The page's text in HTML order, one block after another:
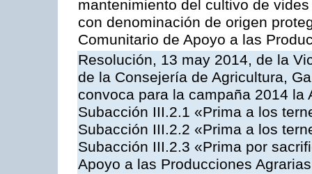
mantenimiento del cultivo de
con denominación de origen
Comunitario de Apoyo a las
Resolución, 13 may 2014, de la
de la Consejería de Agricultura,
convoca para la campaña 2014
Subacción III.2.1 «Prima a los
Subacción III.2.2 «Prima a los
Subacción III.2.3 «Prima por
Apoyo a las Producciones